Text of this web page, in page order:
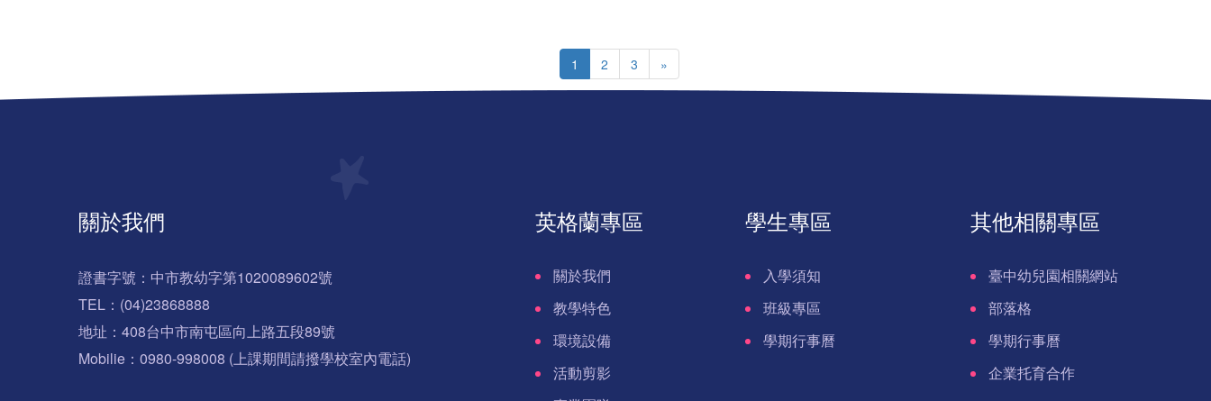
1 2 3 »
關於我們
證書字號：中市教幼字第1020089602號
TEL：(04)23868888
地址：408台中市南屯區向上路五段89號
Mobilie：0980-998008 (上課期間請撥學校室內電話)
英格蘭專區
關於我們
教學特色
環境設備
活動剪影
學生專區
入學須知
班級專區
學期行事曆
其他相關專區
臺中幼兒園相關網站
部落格
學期行事曆
企業托育合作